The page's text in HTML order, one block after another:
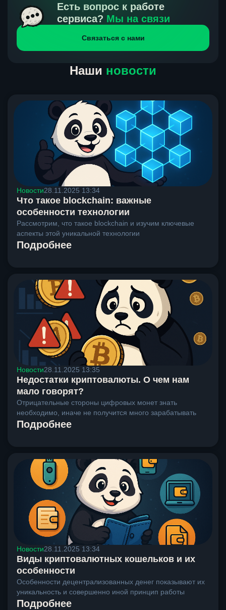
получения нами средств от тебя, а на другой части
направлений курс, указанный на сайте, является
окончательным. Если сомневаешься, напиши в онлайн-
чат на сайте, мы поможем разобраться.
Есть вопрос к работе
сервиса? Мы на связи
Связаться с нами
Наши новости
Новости28.11.2025 13:34
Что такое blockchain: важные
особенности технологии
Рассмотрим, что такое blockchain и изучим ключевые
аспекты этой уникальной технологии
Подробнее
Новости28.11.2025 13:35
Недостатки криптовалюты. О чем нам
мало говорят?
Отрицательные стороны цифровых монет знать
необходимо, иначе не получится много зарабатывать
Подробнее
Новости28.11.2025 13:34
Виды криптовалютных кошельков и их
особенности
Особенности децентрализованных денег показывают их
уникальность и совершенно иной принцип работы
Подробнее